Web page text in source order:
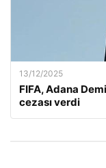
13/12/2025
FIFA, Adana
cezası verdi